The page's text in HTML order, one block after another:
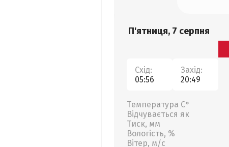
П'ятниця, 7 серпня
Схід:
05:56
Захід:
20:49
Температура С°
Відчувається як
Тиск, мм
Вологість, %
Вітер, м/с